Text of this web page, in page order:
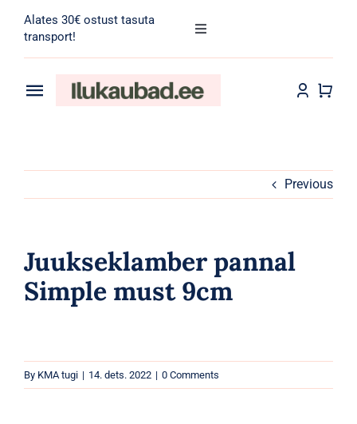
content
Alates 30€ ostust tasuta
transport!
Toggle
for:
Toggle
Meik
Parfüümid
Previous
Juukseklamber pannal
Simple must 9cm
By KMA tugi | 14. dets. 2022 | 0 Comments